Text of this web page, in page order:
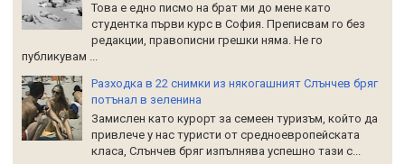
Това е едно писмо на брат ми до мене като
студентка първи курс в София. Преписвам го без
редакции, правописни грешки няма. Не го
публикувам ...
Разходка в 22 снимки из някогашният Слънчев бряг
потънал в зеленина
Замислен като курорт за семеен туризъм, който да
привлече у нас туристи от средноевропейската
класа, Слънчев бряг изпълнява успешно тази с...